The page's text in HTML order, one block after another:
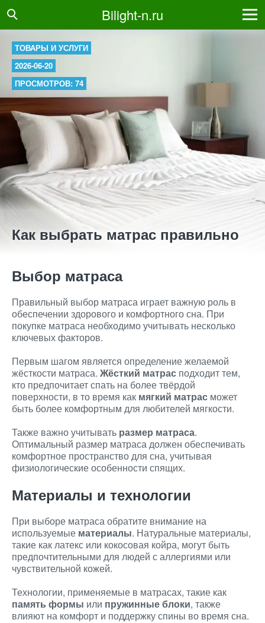
Bilight-n.ru
ТОВАРЫ И УСЛУГИ
2026-06-20
ПРОСМОТРОВ: 74
Как выбрать матрас правильно
Выбор матраса
Правильный выбор матраса играет важную роль в
обеспечении здорового и комфортного сна. При
покупке матраса необходимо учитывать несколько
ключевых факторов.
Первым шагом является определение желаемой
жёсткости матраса. Жёсткий матрас подходит тем,
кто предпочитает спать на более твёрдой
поверхности, в то время как мягкий матрас может
быть более комфортным для любителей мягкости.
Также важно учитывать размер матраса.
Оптимальный размер матраса должен обеспечивать
комфортное пространство для сна, учитывая
физиологические особенности спящих.
Материалы и технологии
При выборе матраса обратите внимание на
используемые материалы. Натуральные материалы,
такие как латекс или кокосовая койра, могут быть
предпочтительными для людей с аллергиями или
чувствительной кожей.
Технологии, применяемые в матрасах, такие как
память формы или пружинные блоки, также
влияют на комфорт и поддержку спины во время сна.